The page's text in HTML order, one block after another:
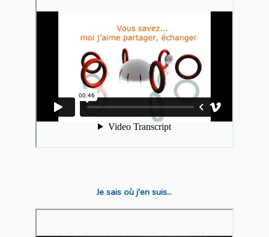
Je sais où j'en suis...